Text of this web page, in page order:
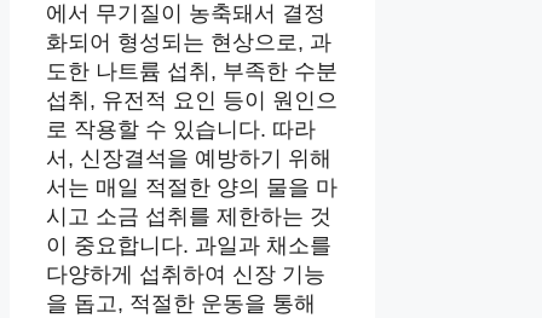
에서 무기질이 농축돼서 결정
화되어 형성되는 현상으로, 과
도한 나트륨 섭취, 부족한 수분
섭취, 유전적 요인 등이 원인으
로 작용할 수 있습니다. 따라
서, 신장결석을 예방하기 위해
서는 매일 적절한 양의 물을 마
시고 소금 섭취를 제한하는 것
이 중요합니다. 과일과 채소를
다양하게 섭취하여 신장 기능
을 돕고, 적절한 운동을 통해